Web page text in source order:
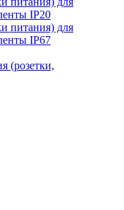
IP20
питания) для
IP67
(розетки,